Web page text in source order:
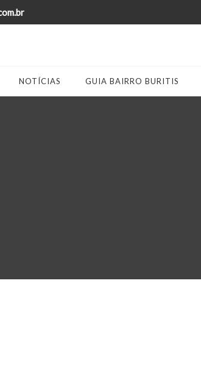
NOTÍCIAS GUIA BAIRRO BURITIS